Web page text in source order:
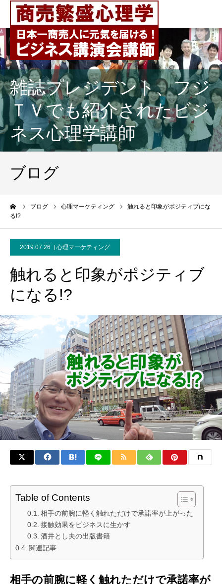
雑誌プレジデント、フジ
ＴＶでも紹介されたビジ
ネス心理学講師
ブログ
ブログ 心理マーケティング
触れると印象がポジティブにな
る!?
2019.07.26 心理マーケティング
触れると印象がポジティブ
になる!?
Table of Contents
相手の前腕に軽く触れただけで承諾率が上がった
接触効果をビジネスに生かす
酒井とし夫の出版書籍
関連記事
相手の前腕に軽く触れただけで承諾率が